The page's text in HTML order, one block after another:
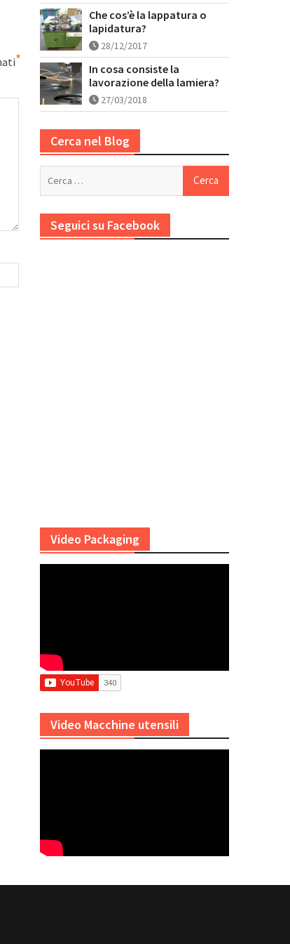
*
Che cos’è la lappatura o
lapidatura?
28/12/2017
In cosa consiste la
lavorazione della lamiera?
27/03/2018
Cerca nel Blog
Seguici su Facebook
Video Packaging
Video Macchine utensili